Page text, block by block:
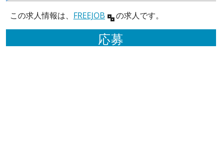
この求人情報は、 FREEJOB の求人です。
応募